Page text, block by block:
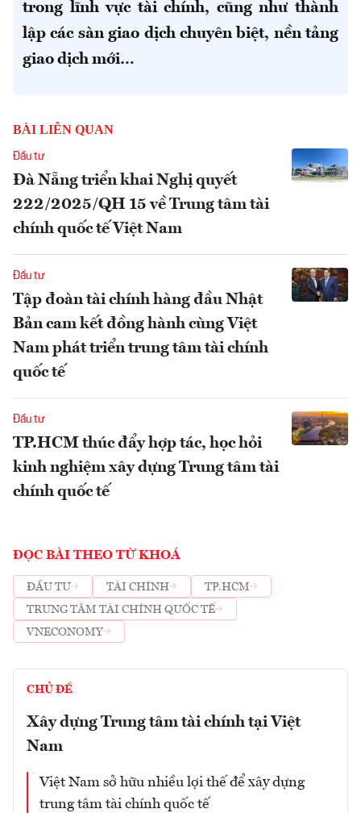
trong lĩnh vực tài chính, cũng như thành
lập các sàn giao dịch chuyên biệt, nền tảng
giao dịch mới…
BÀI LIÊN QUAN
Đầu tư
Đà Nẵng triển khai Nghị quyết
222/2025/QH 15 về Trung tâm tài
chính quốc tế Việt Nam
Đầu tư
Tập đoàn tài chính hàng đầu Nhật
Bản cam kết đồng hành cùng Việt
Nam phát triển trung tâm tài chính
quốc tế
Đầu tư
TP.HCM thúc đẩy hợp tác, học hỏi
kinh nghiệm xây dựng Trung tâm tài
chính quốc tế
ĐỌC BÀI THEO TỪ KHOÁ
ĐẦU TƯ TÀI CHÍNH
TP.HCM
TRUNG TÂM TÀI CHÍNH QUỐC TẾ
VNECONOMY
CHỦ ĐỀ
Xây dựng Trung tâm tài chính tại Việt
Nam
Việt Nam sở hữu nhiều lợi thế để xây dựng
trung tâm tài chính quốc tế